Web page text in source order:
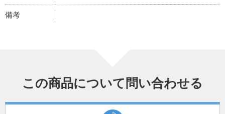
備考
この商品について問い合わせる